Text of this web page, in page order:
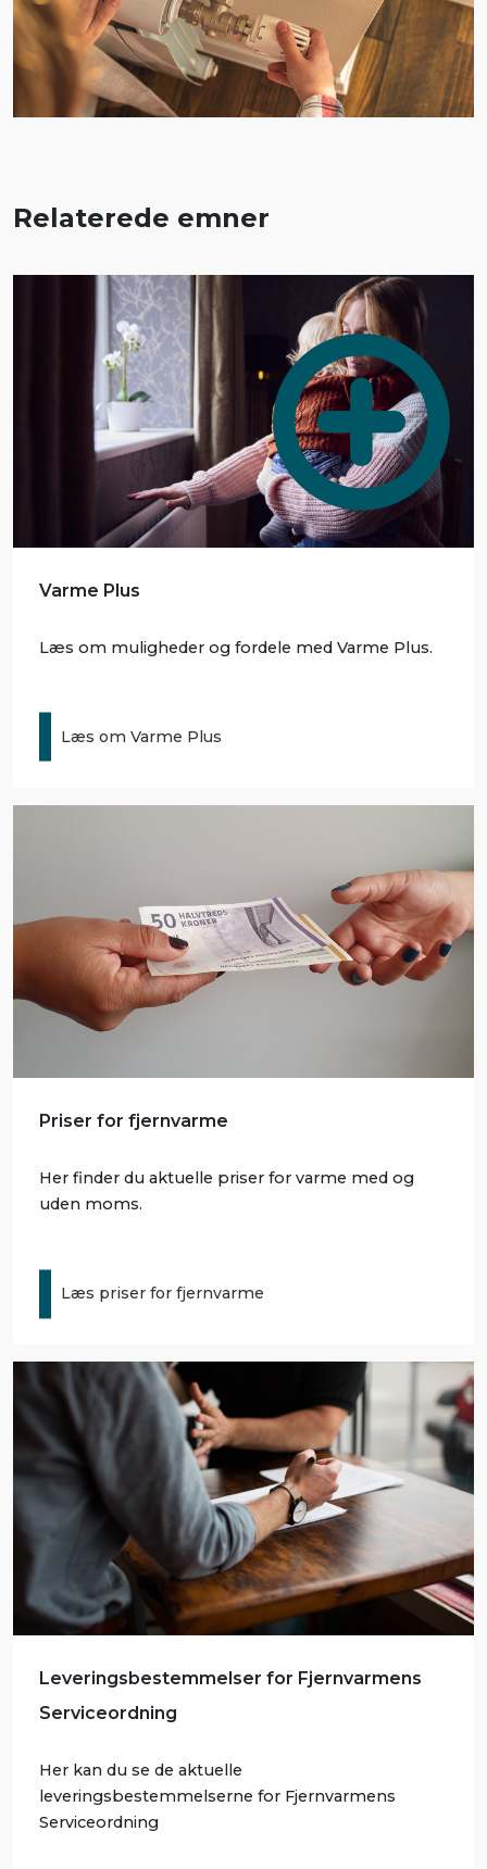
Relaterede emner
Varme Plus
Læs om muligheder og fordele med Varme Plus.
Læs om Varme Plus
Priser for fjernvarme
Her finder du aktuelle priser for varme med og
uden moms.
Læs priser for fjernvarme
Leveringsbestemmelser for Fjernvarmens
Serviceordning
Her kan du se de aktuelle
leveringsbestemmelserne for Fjernvarmens
Serviceordning